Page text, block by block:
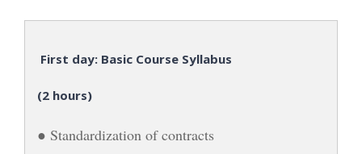
First day: Basic Course Syllabus
(2 hours)
● Standardization of contracts